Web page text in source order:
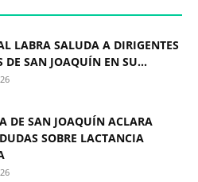
LABRA SALUDA A DIRIGENTES
DE SAN JOAQUÍN EN SU...
DE SAN JOAQUÍN ACLARA
SOBRE LACTANCIA